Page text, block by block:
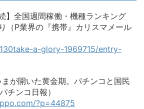
】全国週間稼働・機種ランキング
（P業界の『携帯』カリスマメール
a-glory-1969715/entry-
が開いた黄金期。パチンコと国民
チンコ日報）
?p=44875